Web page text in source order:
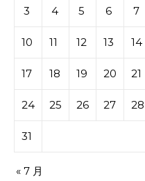
3 4 5 6 7
10 11 12 13 14
17 18 19 20 21
24 25 26 27 28
31
« 7 月